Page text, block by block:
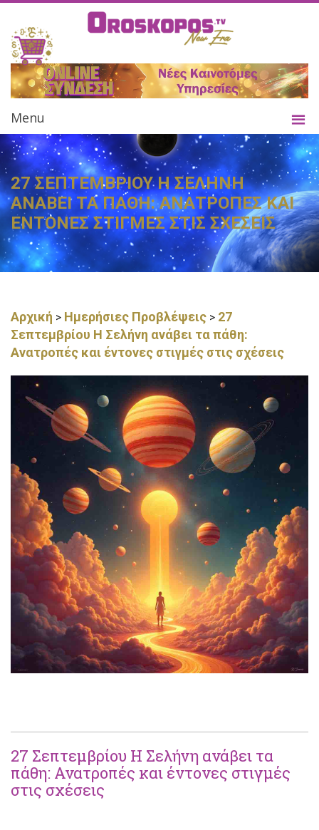
Menu
27 ΣΕΠΤΕΜΒΡΙΟΥ Η ΣΕΛΗΝΗ
ΑΝΑΒΕΙ ΤΑ ΠΑΘΗ: ΑΝΑΤΡΟΠΕΣ ΚΑΙ
ΕΝΤΟΝΕΣ ΣΤΙΓΜΕΣ ΣΤΙΣ ΣΧΕΣΕΙΣ
Αρχική > Ημερήσιες Προβλέψεις > 27
Σεπτεμβρίου Η Σελήνη ανάβει τα πάθη:
Ανατροπές και έντονες στιγμές στις σχέσεις
27 Σεπτεμβρίου Η Σελήνη ανάβει τα
πάθη: Ανατροπές και έντονες στιγμές
στις σχέσεις